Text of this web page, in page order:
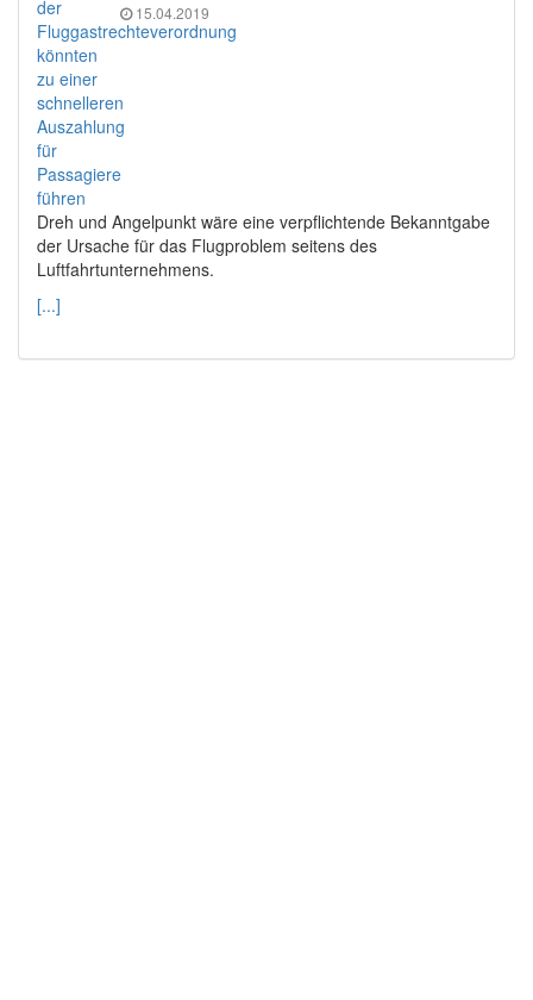
15.04.2019
Dreh und Angelpunkt wäre eine verpflichtende Bekanntgabe
der Ursache für das Flugproblem seitens des
Luftfahrtunternehmens.
[...]